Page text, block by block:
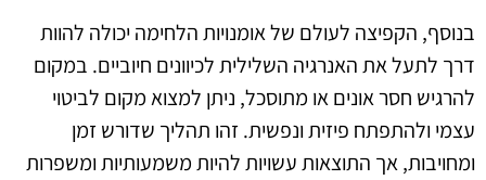
בנוסף, הקפיצה לעולם של אומנויות הלחימה יכולה להוות
דרך לתעל את האנרגיה השלילית לכיוונים חיוביים. במקום
להרגיש חסר אונים או מתוסכל, ניתן למצוא מקום לביטוי
עצמי ולהתפתח פיזית ונפשית. זהו תהליך שדורש זמן
ומחויבות, אך התוצאות עשויות להיות משמעותיות ומשפרות